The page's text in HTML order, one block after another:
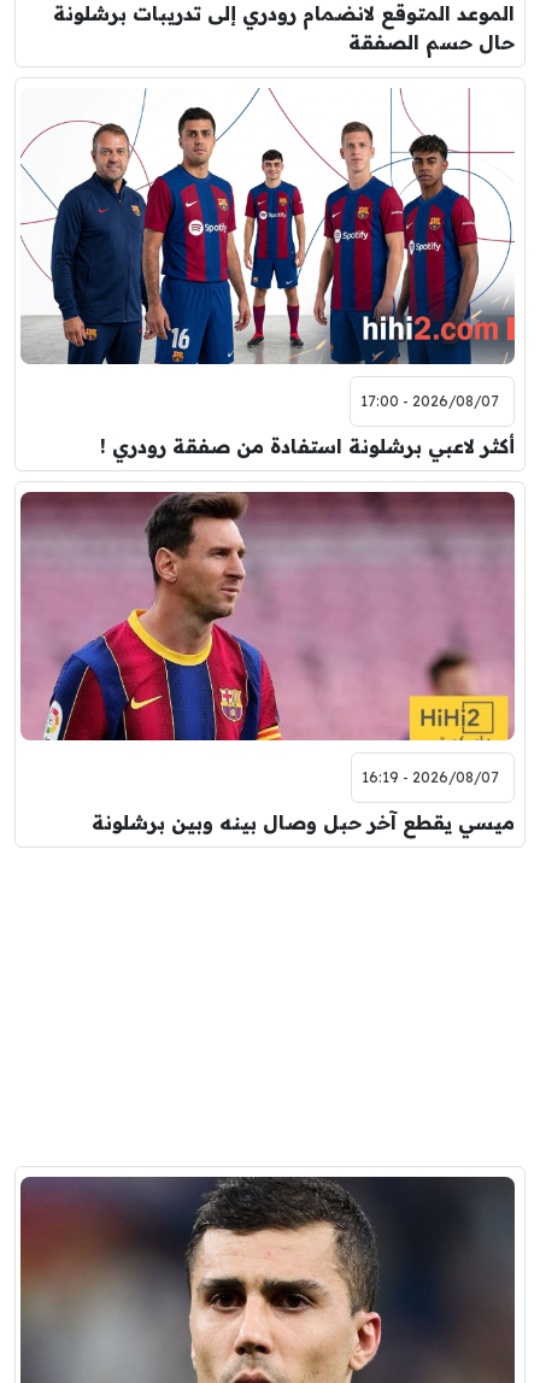
الموعد المتوقع لانضمام رودري إلى تدريبات برشلونة
حال حسم الصفقة
2026/08/07 - 17:00
أكثر لاعبي برشلونة استفادة من صفقة رودري !
2026/08/07 - 16:19
ميسي يقطع آخر حبل وصال بينه وبين برشلونة